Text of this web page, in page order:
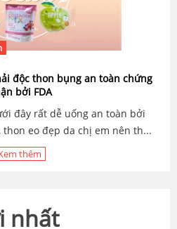
độc thon bụng an toàn chứng
bởi FDA
đây rất dễ uống an toàn bởi
thon eo đẹp da chị em nên th...
thêm
nhất